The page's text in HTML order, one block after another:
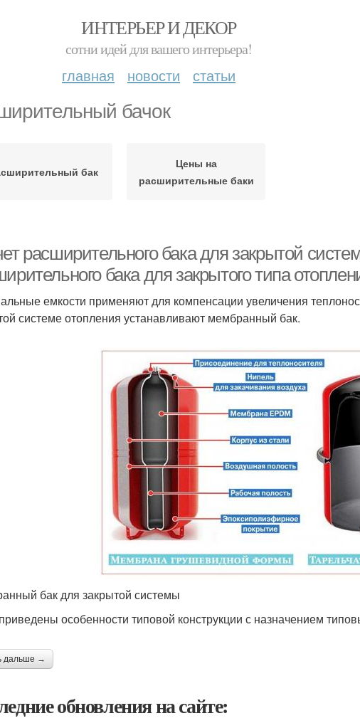
ИНТЕРЬЕР И ДЕКОР
сотни идей для вашего интерьера!
главная новости статьи
бачок
бак
Цены на
расширительные баки
расширительного бака для закрытой
бака для закрытого типа
емкости применяют для компенсации увеличения
системе отопления устанавливают мембранный бак.
бак для закрытой системы
особенности типовой конструкции с назначением
дальше →
обновления на сайте: